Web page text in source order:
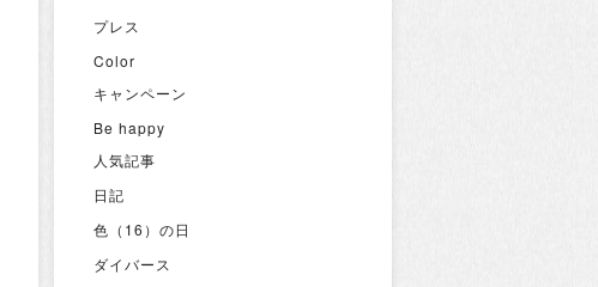
プレス
Color
キャンペーン
Be happy
人気記事
日記
色（16）の日
ダイバース